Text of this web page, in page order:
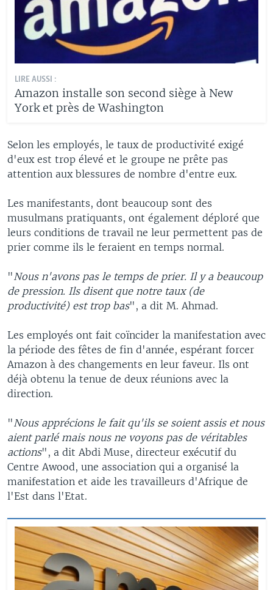
LIRE AUSSI :
Amazon installe son second siège à New
York et près de Washington
Selon les employés, le taux de productivité exigé
d'eux est trop élevé et le groupe ne prête pas
attention aux blessures de nombre d'entre eux.
Les manifestants, dont beaucoup sont des
musulmans pratiquants, ont également déploré que
leurs conditions de travail ne leur permettent pas de
prier comme ils le feraient en temps normal.
" Nous n'avons pas le temps de prier. Il y a beaucoup
de pression. Ils disent que notre taux (de
productivité) est trop bas", a dit M. Ahmad.
Les employés ont fait coïncider la manifestation avec
la période des fêtes de fin d'année, espérant forcer
Amazon à des changements en leur faveur. Ils ont
déjà obtenu la tenue de deux réunions avec la
direction.
" Nous apprécions le fait qu'ils se soient assis et nous
aient parlé mais nous ne voyons pas de véritables
actions", a dit Abdi Muse, directeur exécutif du
Centre Awood, une association qui a organisé la
manifestation et aide les travailleurs d'Afrique de
l'Est dans l'Etat.